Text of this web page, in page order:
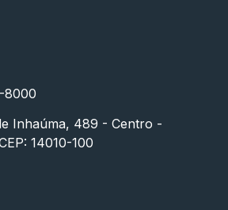
8000
Inhaúma, 489 - Centro -
14010-100